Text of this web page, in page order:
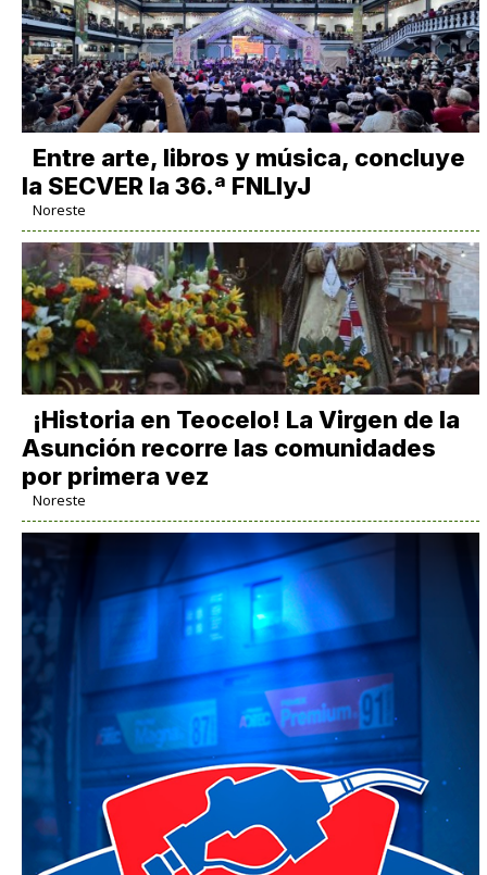
Entre arte, libros y música, concluye
la SECVER la 36.ª FNLIyJ
Noreste
​¡Historia en Teocelo! La Virgen de la
Asunción recorre las comunidades
por primera vez
Noreste